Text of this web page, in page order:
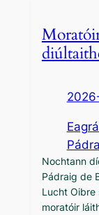
Nochtann
Pádraig de
Lucht Oibre
moratóir